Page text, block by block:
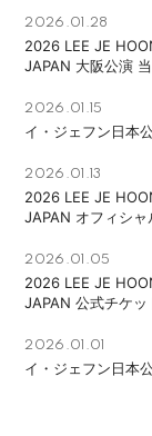
2026.01.28
2026 LEE JE
JAPAN 大阪公演
2026.01.15
イ・ジェフン日本
2026.01.13
2026 LEE JE
JAPAN オフィシャ
2026.01.05
2026 LEE JE
JAPAN 公式チケ
2026.01.01
イ・ジェフン日本